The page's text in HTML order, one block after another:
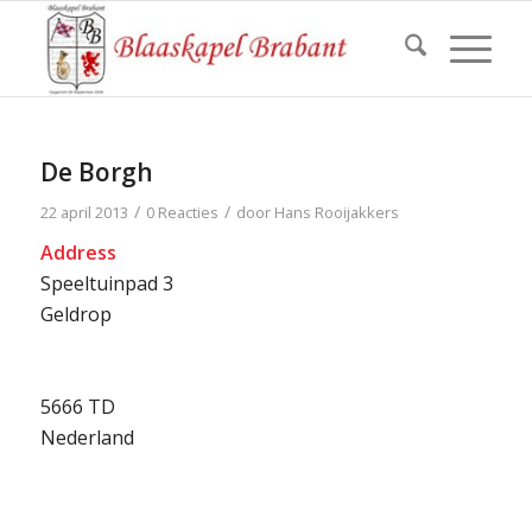
De Borgh
22 april 2013 / 0 Reacties / door Hans Rooijakkers
Address
Speeltuinpad 3
Geldrop
5666 TD
Nederland